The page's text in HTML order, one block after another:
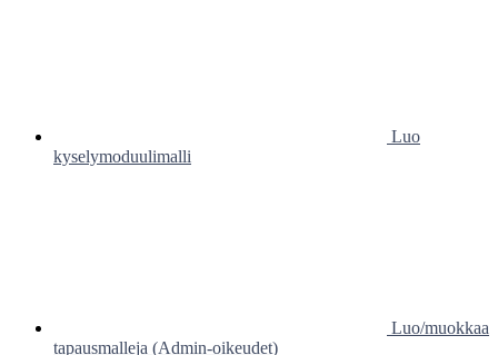
Luo
kyselymoduulimalli
Luo/muokkaa
tapausmalleja (Admin-oikeudet)